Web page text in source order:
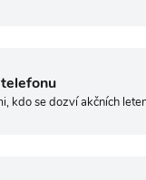
telefonu
kdo se dozví akčních